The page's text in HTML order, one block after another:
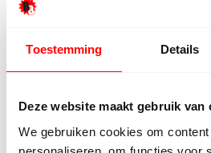
Toestemming Details
Deze website maakt gebruik van
We gebruiken cookies om
geen trailer, aanhanger of busje
namelijk over een eigen
kunnen de nieuwe vloer
bezorgen in Aalten. In de
rijden met plezier naar Aalten